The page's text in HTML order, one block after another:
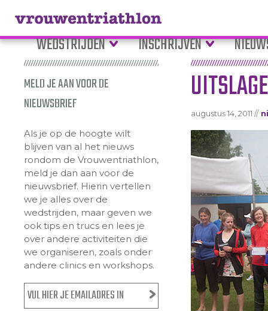
WEDSTRIJDEN INSCHRIJVEN
MELD JE AAN VOOR DE
NIEUWSBRIEF
Als je op de hoogte wilt
blijven van al het nieuws
rondom de Vrouwentriathlon,
meld je dan aan voor de
nieuwsbrief. Hierin vertellen
we je alles over de
wedstrijden, maar geven we
ook tips en trucs en lees je
over andere activiteiten die
we organiseren, zoals onder
andere clinics en workshops.
augustus 14, 2011 //